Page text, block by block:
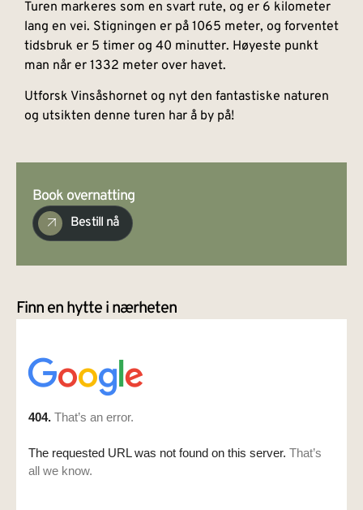
Turen markeres som en svart rute, og er 6 kilometer
lang en vei. Stigningen er på 1065 meter, og forventet
tidsbruk er 5 timer og 40 minutter. Høyeste punkt
man når er 1332 meter over havet.
Utforsk Vinsåshornet og nyt den fantastiske naturen
og utsikten denne turen har å by på!
Book overnatting
Bestill nå
Finn en hytte i nærheten